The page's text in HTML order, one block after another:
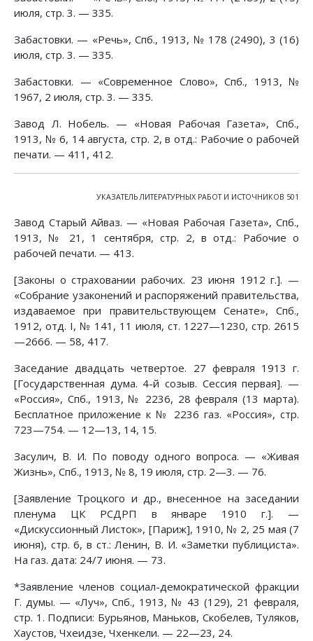
июля, стр. 3. — 335.
Забастовки. — «Речь», Спб., 1913, № 178 (2490), 3 (16)
июля, стр. 3. — 335.
Забастовки. — «Современное Слово», Спб., 1913, №
1967, 2 июля, стр. 3. — 335.
Завод Л. Нобель. — «Новая Рабочая Газета», Спб.,
1913, № 6, 14 августа, стр. 2, в отд.: Рабочие о рабочей
печати. — 411, 412.
УКАЗАТЕЛЬ ЛИТЕРАТУРНЫХ РАБОТ И ИСТОЧНИКОВ 501
Завод Старый Айваз. — «Новая Рабочая Газета», Спб.,
1913, № 21, 1 сентября, стр. 2, в отд.: Рабочие о
рабочей печати. — 413.
[Законы о страховании рабочих. 23 июня 1912 г.]. —
«Собрание узаконений и распоряжений правительства,
издаваемое при правительствующем Сенате», Спб.,
1912, отд. I, № 141, 11 июля, ст. 1227—1230, стр. 2615
—2666. — 58, 417.
Заседание двадцать четвертое. 27 февраля 1913 г.
[Государственная дума. 4-й созыв. Сессия первая]. —
«Россия», Спб., 1913, № 2236, 28 февраля (13 марта).
Бесплатное приложение к № 2236 газ. «Россия», стр.
723—754. — 12—13, 14, 15.
Засулич, В. И. По поводу одного вопроса. — «Живая
Жизнь», Спб., 1913, № 8, 19 июля, стр. 2—3. — 76.
[Заявление Троцкого и др., внесенное на заседании
пленума ЦК РСДРП в январе 1910 г.]. —
«Дискуссионный Листок», [Париж], 1910, № 2, 25 мая (7
июня), стр. 6, в ст.: Ленин, В. И. «Заметки публициста».
На газ. дата: 24/7 июня. — 73.
*Заявление членов социал-демократической фракции
Г. думы. — «Луч», Спб., 1913, № 43 (129), 21 февраля,
стр. 1. Подписи: Бурьянов, Маньков, Скобелев, Туляков,
Хаустов, Чхеидзе, Чхенкели. — 22—23, 24.